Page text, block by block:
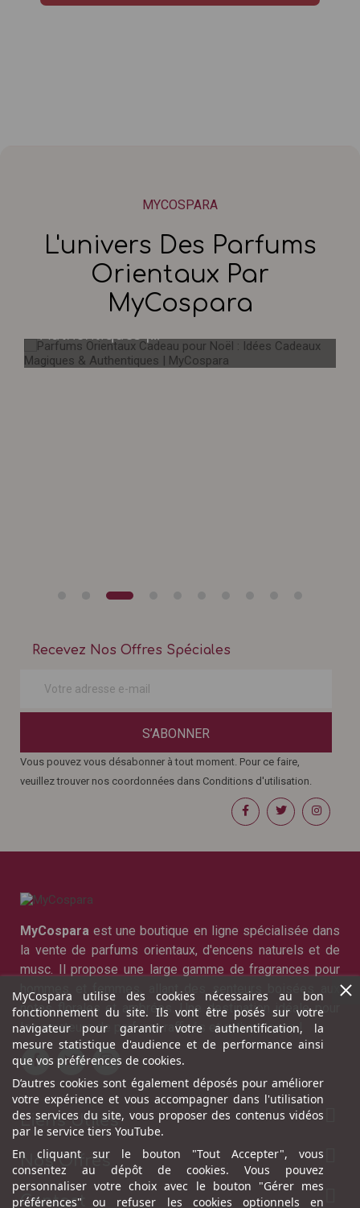
MYCOSPARA
L'univers Des Parfums
Orientaux Par
MyCospara
Parfums Orientaux Cadeau pour
Noël : Idées Cadeaux Magiques &
Recevez Nos Offres Spéciales
S’ABONNER
Vous pouvez vous désabonner à tout moment. Pour ce faire,
veuillez trouver nos coordonnées dans Conditions d'utilisation.
MyCospara est une boutique en ligne spécialisée dans
la vente de parfums orientaux, d'encens naturels et de
musc. Il propose une large gamme de fragrances pour
hommes et femmes, allant des senteurs boisées aux
notes florales et ambrées. Une destination idéale pour
les amateurs de parfums raffinés et authentiques !
Liens Utiles
Nos Offres
Contact
MyCospara utilise des cookies nécessaires au bon
fonctionnement du site. Ils vont être posés sur votre
navigateur pour garantir votre authentification, la
mesure statistique d'audience et de performance ainsi
que vos préférences de cookies.
D’autres cookies sont également déposés pour améliorer
votre expérience et vous accompagner dans l'utilisation
des services du site, vous proposer des contenus vidéos
par le service tiers YouTube.
En cliquant sur le bouton "Tout Accepter", vous
consentez au dépôt de cookies. Vous pouvez
personnaliser votre choix avec le bouton "Gérer mes
préférences" ou refuser les cookies optionnels en